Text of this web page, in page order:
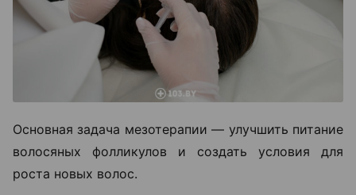
Основная задача мезотерапии — улучшить питание
волосяных фолликулов и создать условия для
роста новых волос.